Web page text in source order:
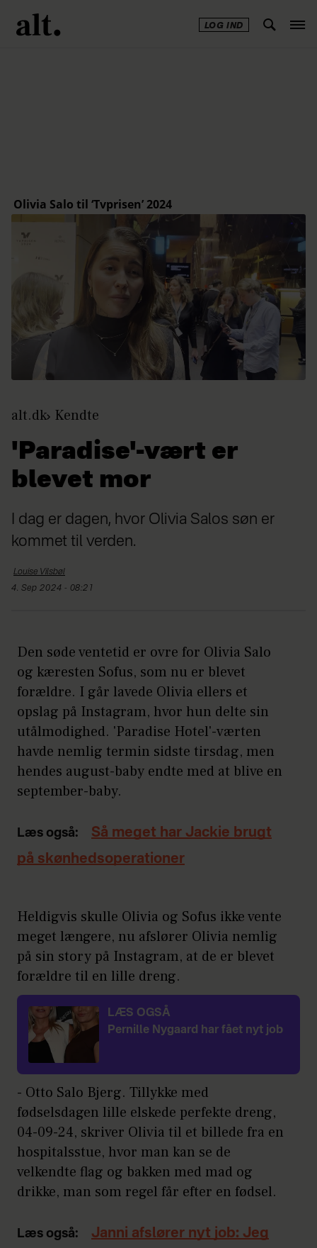
LOG IND
alt.dk Kendte
'Paradise'-vært er
blevet mor
I dag er dagen, hvor Olivia Salos søn er
kommet til verden.
Louise Vilsbøl
4. Sep 2024 - 08:21
Den søde ventetid er ovre for Olivia Salo
og kæresten Sofus, som nu er blevet
forældre. I går lavede Olivia ellers et
opslag på Instagram, hvor hun delte sin
utålmodighed. 'Paradise Hotel'-værten
havde nemlig termin sidste tirsdag, men
hendes august-baby endte med at blive en
september-baby.
Læs også:
Så meget har Jackie brugt
på skønhedsoperationer
Heldigvis skulle Olivia og Sofus ikke vente
meget længere, nu afslører Olivia nemlig
på sin story på Instagram, at de er blevet
forældre til en lille dreng.
LÆS OGSÅ
Pernille Nygaard har fået nyt job
- Otto Salo Bjerg. Tillykke med
fødselsdagen lille elskede perfekte dreng,
04-09-24, skriver Olivia til et billede fra en
hospitalsstue, hvor man kan se de
velkendte flag og bakken med mad og
drikke, man som regel får efter en fødsel.
Læs også:
Janni afslører nyt job: Jeg